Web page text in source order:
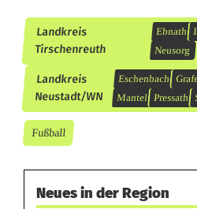
Landkreis
Tirschenreuth
Ebnath
Neusorg
Landkreis
Neustadt/WN
Eschenbach
Mantel Pressath
Fußball
Neues in der Region